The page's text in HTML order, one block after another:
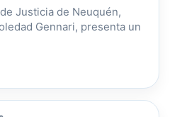
Justicia de Neuquén,
Gennari, presenta un